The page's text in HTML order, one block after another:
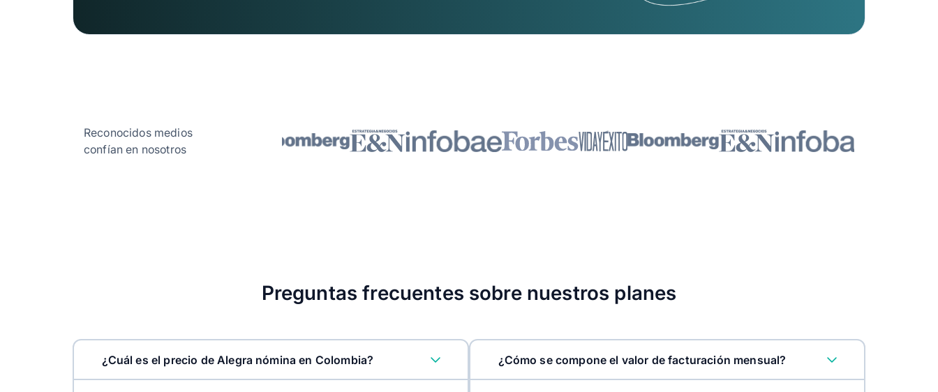
Reconocidos medios
confían en nosotros
Preguntas frecuentes sobre nuestros planes
¿Cuál es el precio de Alegra nómina en Colombia? ¿Cómo se compone el valor de facturación mensual?